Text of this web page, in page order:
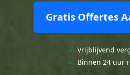
Gratis Offertes
✓ Vrijblijvend
✓ Binnen 24 uur